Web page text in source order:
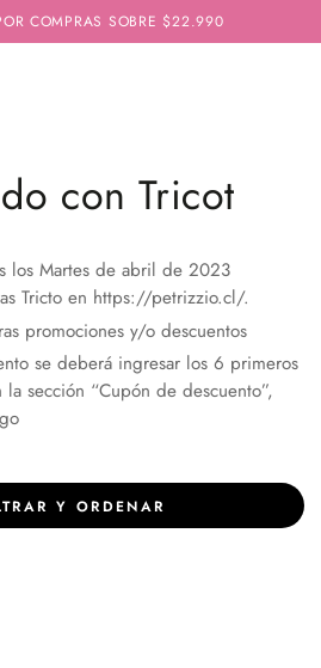
COMPRAS SOBRE $22.990
con Tricot
los Martes de abril de 2023
Tricto en https://petrizzio.cl/.
promociones y/o descuentos
se deberá ingresar los 6 primeros
sección “Cupón de descuento”,
Y ORDENAR